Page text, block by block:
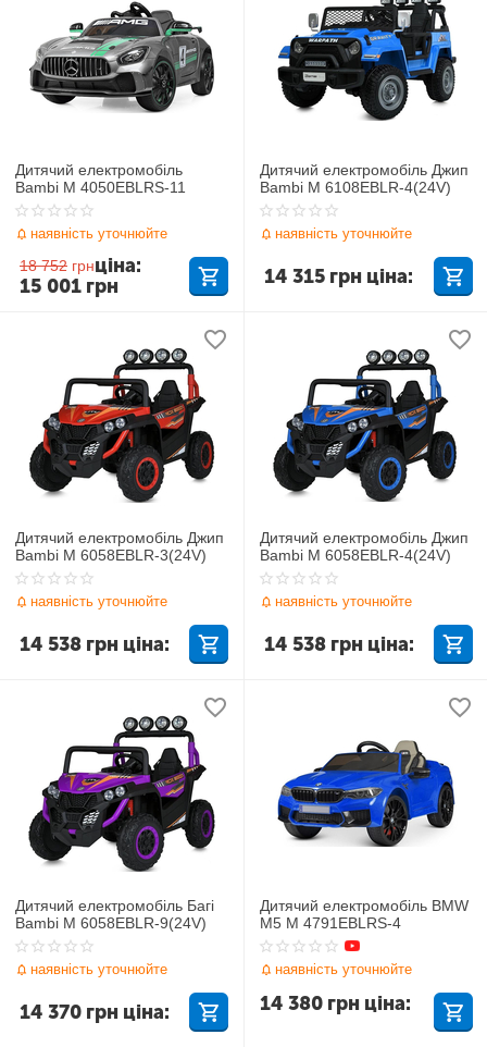
Дитячий електромобіль
Bambi M 4050EBLRS-11
наявність уточнюйте
18 752 грн
15 001 грн
ціна:
Дитячий електромобіль Джип
Bambi M 6108EBLR-4(24V)
наявність уточнюйте
14 315 грн ціна:
Дитячий електромобіль Джип
Bambi M 6058EBLR-3(24V)
наявність уточнюйте
14 538 грн ціна:
Дитячий електромобіль Джип
Bambi M 6058EBLR-4(24V)
наявність уточнюйте
14 538 грн ціна:
Дитячий електромобіль Багі
Bambi M 6058EBLR-9(24V)
наявність уточнюйте
14 370 грн ціна:
Дитячий електромобіль BMW
M5 M 4791EBLRS-4
наявність уточнюйте
14 380 грн ціна: